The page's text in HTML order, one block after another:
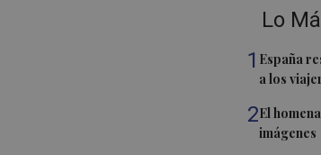
Lo
1 España
a los
2El
imágenes